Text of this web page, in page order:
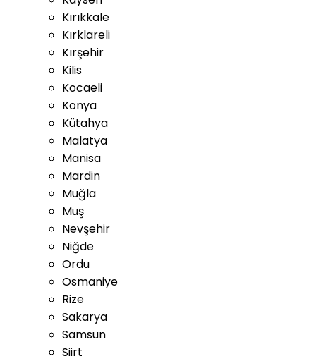
Kırıkkale
Kırklareli
Kırşehir
Kilis
Kocaeli
Konya
Kütahya
Malatya
Manisa
Mardin
Muğla
Muş
Nevşehir
Niğde
Ordu
Osmaniye
Rize
Sakarya
Samsun
Siirt